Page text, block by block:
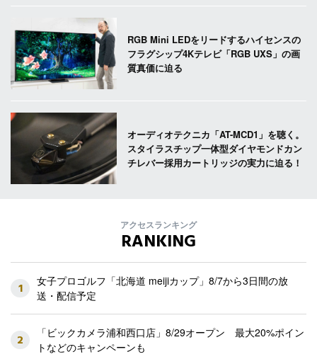
RGB Mini LEDをリードするハイセンスの
フラグシップ4Kテレビ「RGB UXS」の画
質真価に迫る
オーディオテクニカ「AT-MCD1」を聴く。
スタイラスチップ一体型ダイヤモンドカン
チレバー採用カートリッジの実力に迫る！
アクセスランキング
RANKING
1
女子プロゴルフ「北海道 meijiカップ」8/7から3日間の放
送・配信予定
2
「ビックカメラ浦和西口店」8/29オープン 最大20%ポイン
トなどのキャンペーンも